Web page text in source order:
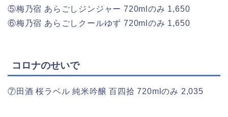
⑤梅乃宿 あらごしジンジャー 720mlのみ 1,650
⑥梅乃宿 あらごしクールゆず 720mlのみ 1,650
コロナのせいで
⑦田酒 桜ラベル 純米吟醸 百四拾 720mlのみ 2,035